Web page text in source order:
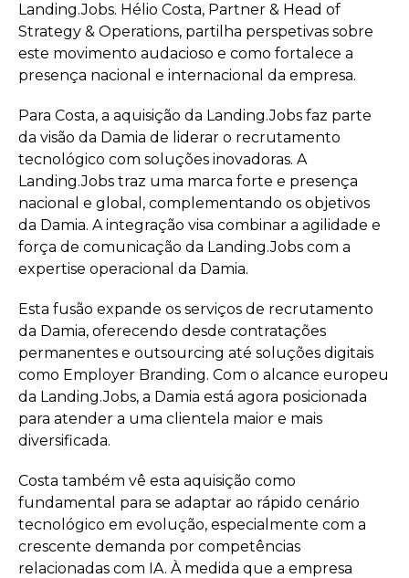
Landing.Jobs. Hélio Costa, Partner & Head of
Strategy & Operations, partilha perspetivas sobre
este movimento audacioso e como fortalece a
presença nacional e internacional da empresa.
Para Costa, a aquisição da Landing.Jobs faz parte
da visão da Damia de liderar o recrutamento
tecnológico com soluções inovadoras. A
Landing.Jobs traz uma marca forte e presença
nacional e global, complementando os objetivos
da Damia. A integração visa combinar a agilidade e
força de comunicação da Landing.Jobs com a
expertise operacional da Damia.
Esta fusão expande os serviços de recrutamento
da Damia, oferecendo desde contratações
permanentes e outsourcing até soluções digitais
como Employer Branding. Com o alcance europeu
da Landing.Jobs, a Damia está agora posicionada
para atender a uma clientela maior e mais
diversificada.
Costa também vê esta aquisição como
fundamental para se adaptar ao rápido cenário
tecnológico em evolução, especialmente com a
crescente demanda por competências
relacionadas com IA. À medida que a empresa